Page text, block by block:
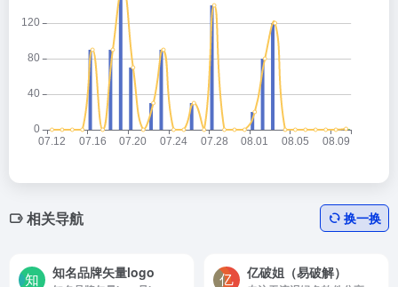
相关导航 换一换
知名品牌矢量logo 亿破姐（易破解）